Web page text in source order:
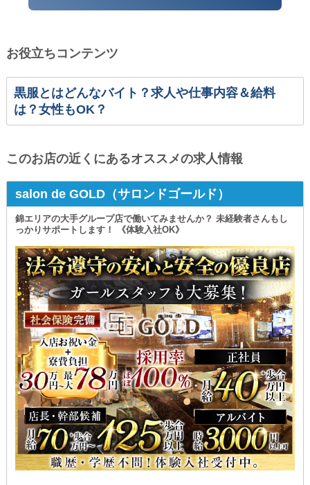
お役立ちコンテンツ
黒服とはどんなバイト？求人や仕事内容＆給料
は？女性もOK？
このお店の近くにあるオススメの求人情報
salon de GOLD（サロンドゴールド）
錦エリアの大手グループ店で働いてみませんか？ 未経験者さんもし
っかりサポートします！ 《体験入社OK》